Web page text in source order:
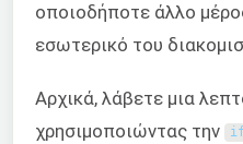
οποιοδήποτε άλλο
εσωτερικό του
Αρχικά, λάβετε μια
χρησιμοποιώντας την